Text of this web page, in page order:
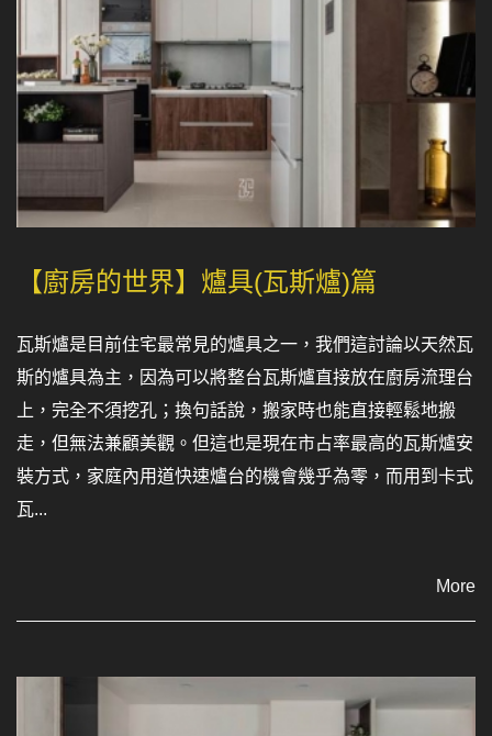
【廚房的世界】爐具(瓦斯爐)篇
瓦斯爐是目前住宅最常見的爐具之一，我們這討論以天然瓦
斯的爐具為主，因為可以將整台瓦斯爐直接放在廚房流理台
上，完全不須挖孔；換句話說，搬家時也能直接輕鬆地搬
走，但無法兼顧美觀。但這也是現在市占率最高的瓦斯爐安
裝方式，家庭內用道快速爐台的機會幾乎為零，而用到卡式
瓦...
More